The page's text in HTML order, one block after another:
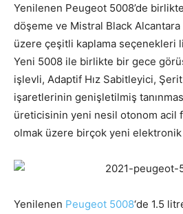
Yenilenen Peugeot 5008’de birlikte
döşeme ve Mistral Black
üzere çeşitli kaplama seçenekleri
Yeni 5008 ile birlikte bir gece
işlevli, Adaptif Hız Sabitleyici, Şerit
işaretlerinin genişletilmiş
üreticisinin yeni nesil otonom acil
olmak üzere birçok yeni elektronik
Yenilenen Peugeot 5008‘de 1.5